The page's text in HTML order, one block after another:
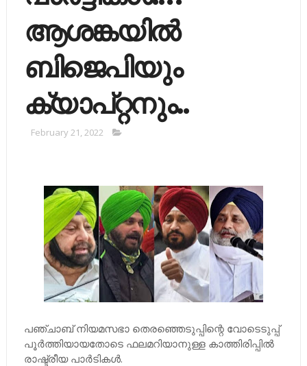
ആശങ്കയിൽ
ബിജെപിയും
ക്യാപ്റ്റനും..
February 21, 2022
പഞ്ചാബ് നിയമസഭാ തെരഞ്ഞെടുപ്പിന്റെ വോടെടുപ്പ്
പൂര്‍ത്തിയായതോടെ ഫലമറിയാനുള്ള കാത്തിരിപ്പില്‍
രാഷ്ട്രീയ പാര്‍ടികള്‍.